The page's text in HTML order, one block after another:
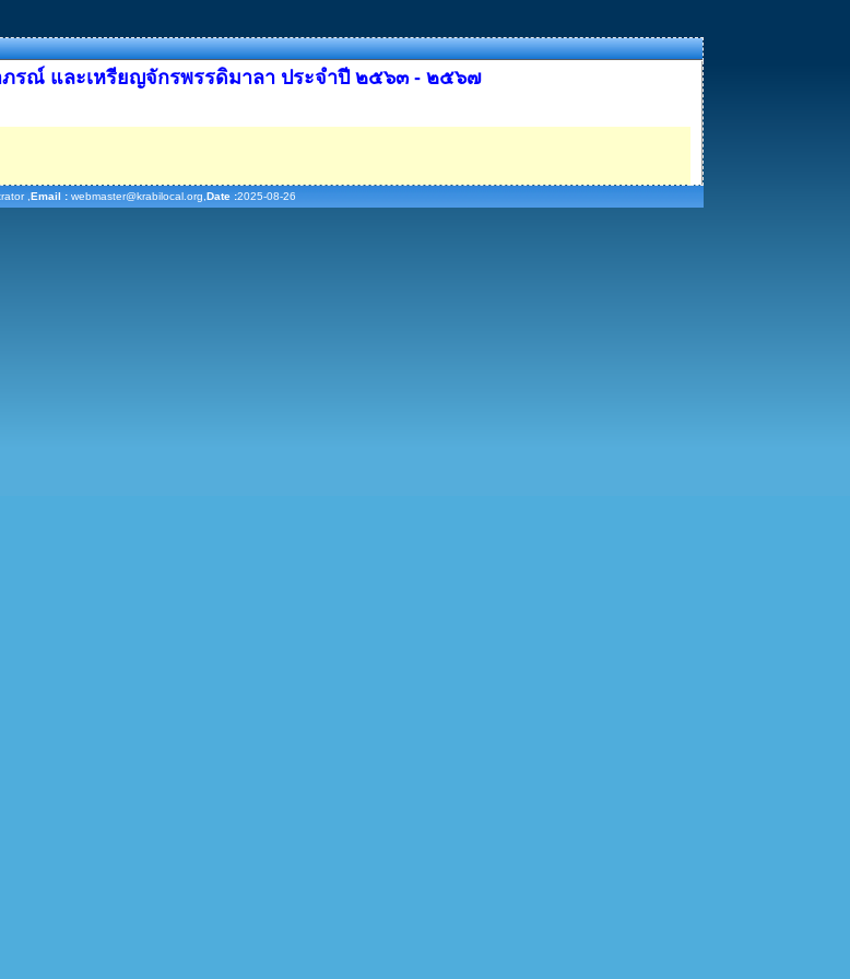
ภรณ์ และเหรียญจักรพรรดิมาลา ประจำปี ๒๕๖๓ - ๒๕๖๗
, Email : webmaster@krabilocal.org, Date :2025-08-26